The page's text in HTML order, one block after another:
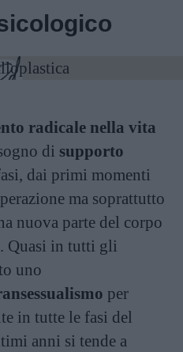
radicale nella vita
di supporto
dai primi momenti
ma soprattutto
nuova parte del corpo
Quasi in tutti gli
uno
per
in tutte le fasi del
anni si tende a